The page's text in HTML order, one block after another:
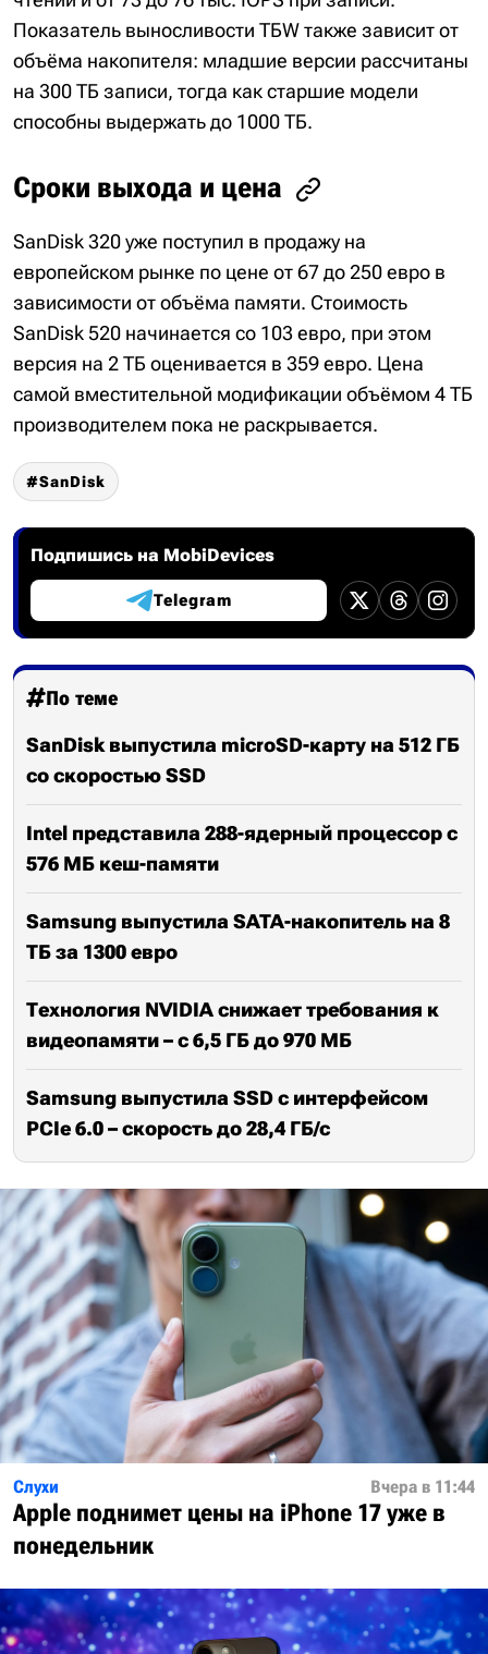
Показатель выносливости TБW также зависит от
объёма накопителя: младшие версии рассчитаны
на 300 ТБ записи, тогда как старшие модели
способны выдержать до 1000 ТБ.
Сроки выхода и цена
SanDisk 320 уже поступил в продажу на
европейском рынке по цене от 67 до 250 евро в
зависимости от объёма памяти. Стоимость
SanDisk 520 начинается со 103 евро, при этом
версия на 2 ТБ оценивается в 359 евро. Цена
самой вместительной модификации объёмом 4 ТБ
производителем пока не раскрывается.
SanDisk
Подпишись на MobiDevices
Telegram
По теме
SanDisk выпустила microSD-карту на 512 ГБ
со скоростью SSD
Intel представила 288-ядерный процессор с
576 МБ кеш-памяти
Samsung выпустила SATA-накопитель на 8
ТБ за 1300 евро
Технология NVIDIA снижает требования к
видеопамяти – с 6,5 ГБ до 970 МБ
Samsung выпустила SSD с интерфейсом
PCIe 6.0 – скорость до 28,4 ГБ/с
Слухи Вчера в 11:44
Apple поднимет цены на iPhone 17 уже в
понедельник